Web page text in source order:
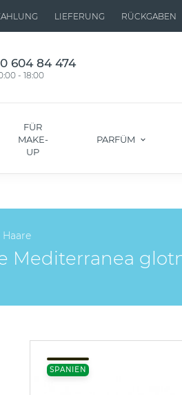
LIEFERUNG RÜCKGABEN
604 84 474
- 18:00
FÜR
MAKE-
UP
PARFÜM
Haare
Mediterranea
SPANIEN